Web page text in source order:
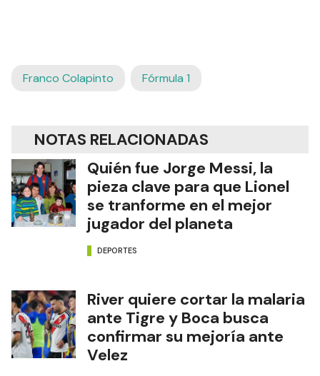
Franco Colapinto Fórmula 1
NOTAS RELACIONADAS
Quién fue Jorge Messi, la
pieza clave para que Lionel
se tranforme en el mejor
jugador del planeta
DEPORTES
River quiere cortar la malaria
ante Tigre y Boca busca
confirmar su mejoría ante
Velez